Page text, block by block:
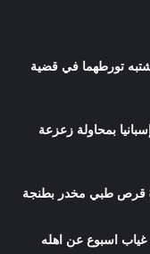
تورطهما في قضية
بمحاولة زعزعة
غياب اسبوع عن اهله